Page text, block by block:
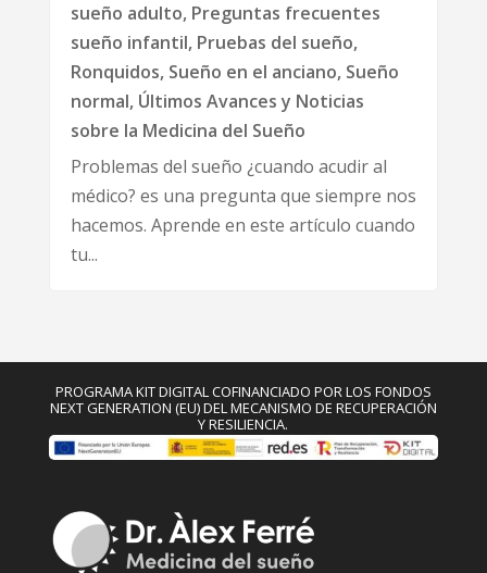
sueño adulto, Preguntas frecuentes
sueño infantil, Pruebas del sueño,
Ronquidos, Sueño en el anciano, Sueño
normal, Últimos Avances y Noticias
sobre la Medicina del Sueño
Problemas del sueño ¿cuando acudir al
médico? es una pregunta que siempre nos
hacemos. Aprende en este artículo cuando
tu...
PROGRAMA KIT DIGITAL COFINANCIADO POR LOS FONDOS
NEXT GENERATION (EU) DEL MECANISMO DE RECUPERACIÓN
Y RESILIENCIA.